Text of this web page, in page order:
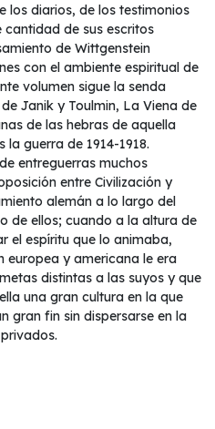
los diarios, de los testimonios
cantidad de sus escritos
de Wittgenstein
con el ambiente espiritual de
volumen sigue la senda
Janik y Toulmin, La Viena de
de las hebras de aquella
guerra de 1914-1918.
entreguerras muchos
entre Civilización y
alemán a lo largo del
de ellos; cuando a la altura de
el espíritu que lo animaba,
europea y americana le era
distintas a las suyos y que
una gran cultura en la que
gran fin sin dispersarse en la